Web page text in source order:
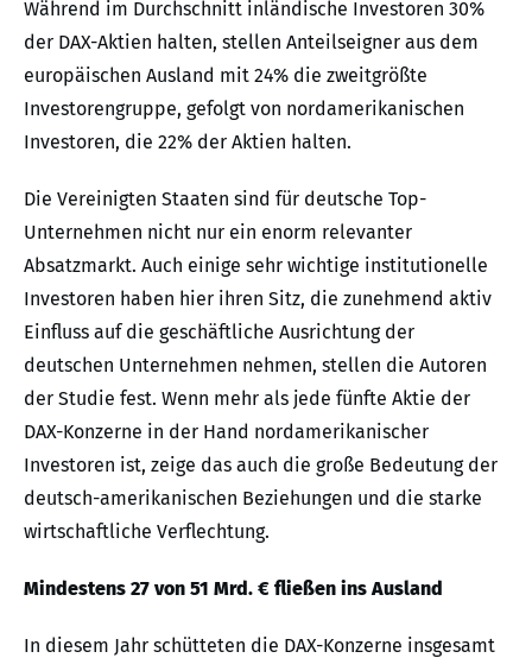
Während im Durchschnitt inländische Investoren 30%
der DAX-Aktien halten, stellen Anteilseigner aus dem
europäischen Ausland mit 24% die zweitgrößte
Investorengruppe, gefolgt von nordamerikanischen
Investoren, die 22% der Aktien halten.
Die Vereinigten Staaten sind für deutsche Top-
Unternehmen nicht nur ein enorm relevanter
Absatzmarkt. Auch einige sehr wichtige institutionelle
Investoren haben hier ihren Sitz, die zunehmend aktiv
Einfluss auf die geschäftliche Ausrichtung der
deutschen Unternehmen nehmen, stellen die Autoren
der Studie fest. Wenn mehr als jede fünfte Aktie der
DAX-Konzerne in der Hand nordamerikanischer
Investoren ist, zeige das auch die große Bedeutung der
deutsch-amerikanischen Beziehungen und die starke
wirtschaftliche Verflechtung.
Mindestens 27 von 51 Mrd. € fließen ins Ausland
In diesem Jahr schütteten die DAX-Konzerne insgesamt